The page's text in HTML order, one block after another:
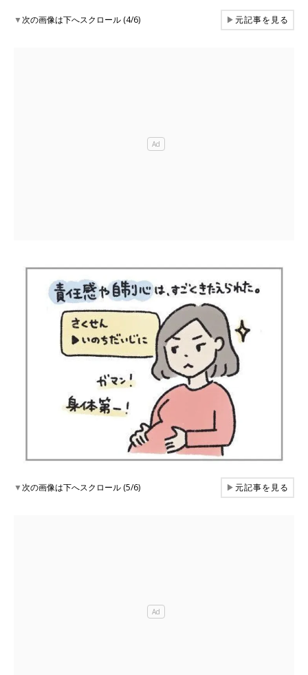
▼次の画像は下へスクロール (4/6) ▶元記事を見る
▼次の画像は下へスクロール (5/6) ▶元記事を見る